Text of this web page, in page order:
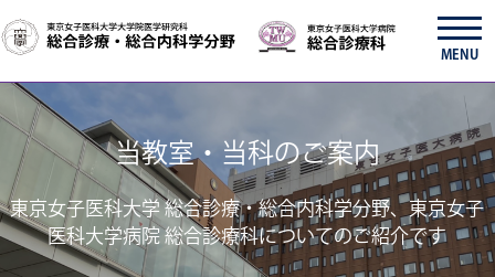
MENU
当教室・当科のご案内
東京女子医科大学 総合診療・総合内科学分野、東京女子
医科大学病院 総合診療科についてのご紹介です